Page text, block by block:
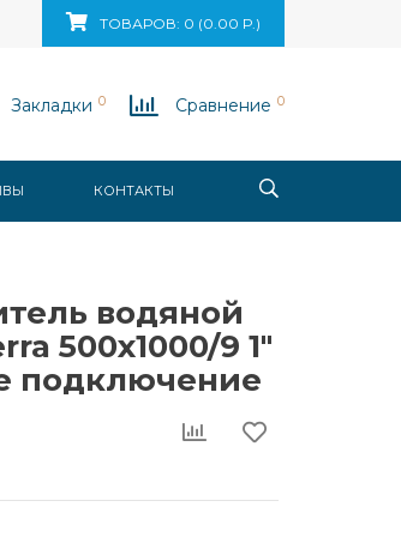
д. 10, пом. 131ТОВАРОВ: 0 (0.00 Р.)
Закладки 0 Сравнение 0
КОНТАКТЫ
водяной
500х1000/9 1"
подключение